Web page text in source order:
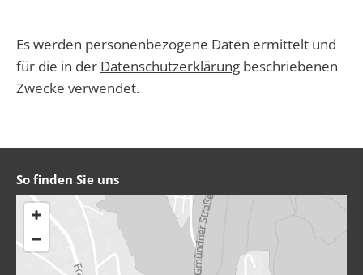
Es werden personenbezogene Daten ermittelt und
für die in der Datenschutzerklärung beschriebenen
Zwecke verwendet.
So finden Sie uns